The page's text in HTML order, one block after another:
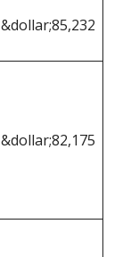
&dollar;85,232
&dollar;82,175